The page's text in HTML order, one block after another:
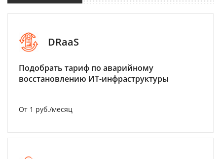
DRaaS
Подобрать тариф по аварийному
восстановлению ИТ-инфраструктуры
От 1 руб./месяц